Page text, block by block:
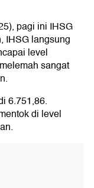
pagi ini IHSG
IHSG langsung
level
sangat
6.751,86.
di level